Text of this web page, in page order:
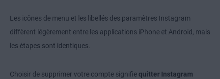
Les icônes de menu et les libellés des paramètres Instagram
diffèrent légèrement entre les applications iPhone et Android, mais
les étapes sont identiques.
Choisir de supprimer votre compte signifie quitter Instagram